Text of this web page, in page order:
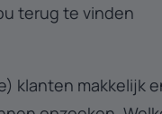
terug te vinden
klanten makkelijk